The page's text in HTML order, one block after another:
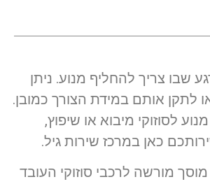
שבו צריך להחליף מנוע. ניתן
לתקן אותם במידת הצורך כמובן.
לסוזוקי מיבוא או שיפוץ,
כאן במרכז שירות גיל.
מורשה לרכבי סוזוקי העובד